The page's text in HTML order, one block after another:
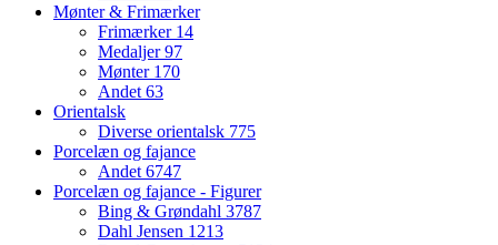
Mønter & Frimærker
Frimærker 14
Medaljer97
Mønter 170
Andet 63
Orientalsk
Diverse orientalsk 775
Porcelæn og fajance
Andet 6747
Porcelæn og fajance - Figurer
Bing & Grøndahl 3787
Dahl Jensen 1213